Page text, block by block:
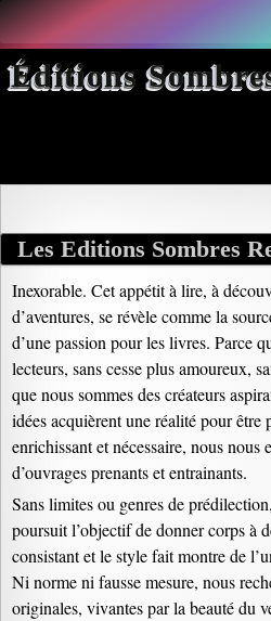
Aller
au
contenu
Éditions
Archives par mot-
Les Editions Sombres
Inexorable. Cet appétit à lire, à
d’aventures, se révèle comme la
d’une passion pour les livres. Parce
lecteurs, sans cesse plus amoureux,
que nous sommes des créateurs
idées acquièrent une réalité pour être
enrichissant et nécessaire, nous nous
d’ouvrages prenants et entrainants.
Sans limites ou genres de
poursuit l’objectif de donner corps à
consistant et le style fait montre de
Ni norme ni fausse mesure, nous
originales, vivantes par la beauté du